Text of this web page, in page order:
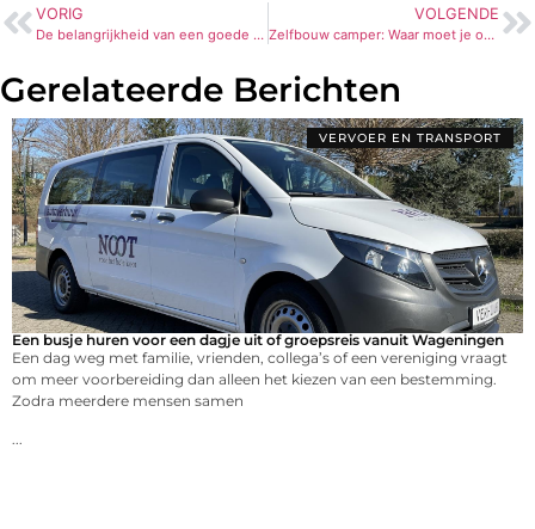
VORIG
De belangrijkheid van een goede ligplaats voor koeien
VOLGENDE
Zelfbouw camper: Waar moet je op letten?
Gerelateerde Berichten
VERVOER EN TRANSPORT
Een busje huren voor een dagje uit of groepsreis vanuit Wageningen
Een dag weg met familie, vrienden, collega’s of een vereniging vraagt
om meer voorbereiding dan alleen het kiezen van een bestemming.
Zodra meerdere mensen samen
...